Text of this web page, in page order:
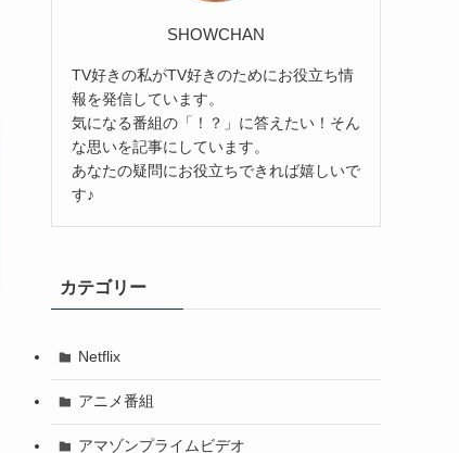
SHOWCHAN
TV好きの私がTV好きのためにお役立ち情
報を発信しています。
気になる番組の「！？」に答えたい！そん
な思いを記事にしています。
あなたの疑問にお役立ちできれば嬉しいで
す♪
カテゴリー
Netflix
アニメ番組
アマゾンプライムビデオ